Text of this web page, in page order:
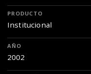
PRODUCTO
Institucional
AÑO
2002